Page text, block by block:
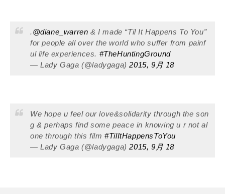
.@diane_warren & I made “Til It Happens To You”
for people all over the world who suffer from painf
ul life experiences. #TheHuntingGround
— Lady Gaga (@ladygaga)2015, 9月 18
We hope u feel our love&solidarity through the son
g & perhaps find some peace in knowing u r not al
one through this film#TilItHappensToYou
— Lady Gaga (@ladygaga)2015, 9月 18